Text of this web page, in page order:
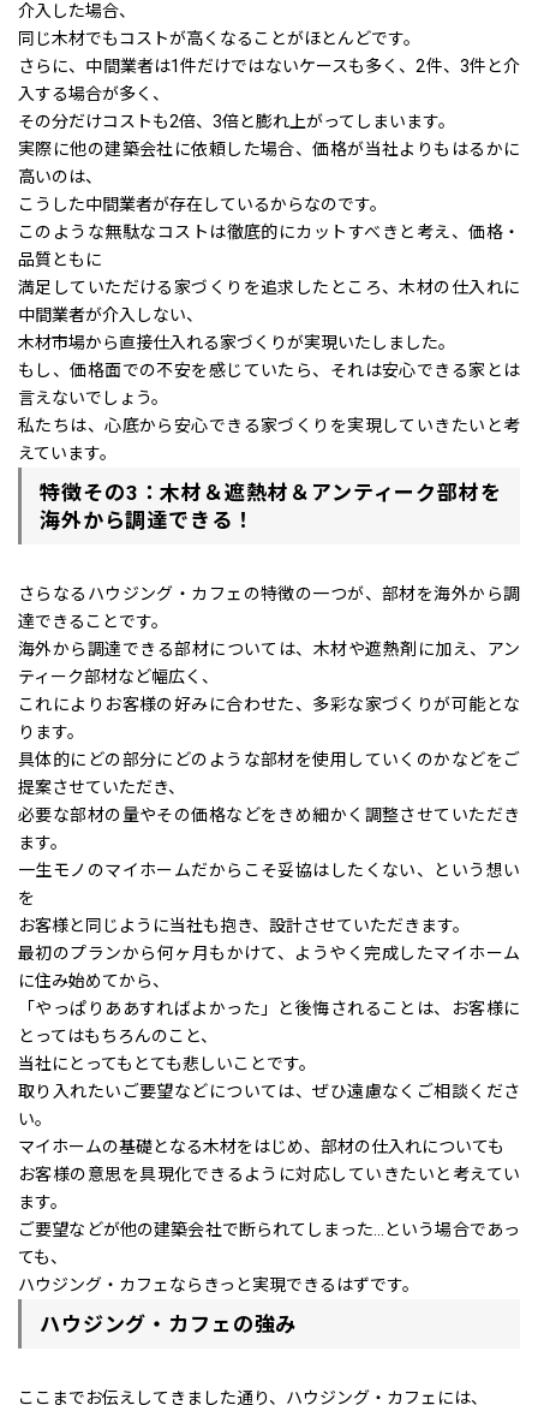
介入した場合、
同じ木材でもコストが高くなることがほとんどです。
さらに、中間業者は1件だけではないケースも多く、2件、3件と介
入する場合が多く、
その分だけコストも2倍、3倍と膨れ上がってしまいます。
実際に他の建築会社に依頼した場合、価格が当社よりもはるかに
高いのは、
こうした中間業者が存在しているからなのです。
このような無駄なコストは徹底的にカットすべきと考え、価格・
品質ともに
満足していただける家づくりを追求したところ、木材の仕入れに
中間業者が介入しない、
木材市場から直接仕入れる家づくりが実現いたしました。
もし、価格面での不安を感じていたら、それは安心できる家とは
言えないでしょう。
私たちは、心底から安心できる家づくりを実現していきたいと考
えています。
特徴その3：木材＆遮熱材＆アンティーク部材を
海外から調達できる！
さらなるハウジング・カフェの特徴の一つが、部材を海外から調
達できることです。
海外から調達できる部材については、木材や遮熱剤に加え、アン
ティーク部材など幅広く、
これによりお客様の好みに合わせた、多彩な家づくりが可能とな
ります。
具体的にどの部分にどのような部材を使用していくのかなどをご
提案させていただき、
必要な部材の量やその価格などをきめ細かく調整させていただき
ます。
一生モノのマイホームだからこそ妥協はしたくない、という想い
を
お客様と同じように当社も抱き、設計させていただきます。
最初のプランから何ヶ月もかけて、ようやく完成したマイホーム
に住み始めてから、
「やっぱりああすればよかった」と後悔されることは、お客様に
とってはもちろんのこと、
当社にとってもとても悲しいことです。
取り入れたいご要望などについては、ぜひ遠慮なくご相談くださ
い。
マイホームの基礎となる木材をはじめ、部材の仕入れについても
お客様の意思を具現化できるように対応していきたいと考えてい
ます。
ご要望などが他の建築会社で断られてしまった…という場合であっ
ても、
ハウジング・カフェならきっと実現できるはずです。
ハウジング・カフェの強み
ここまでお伝えしてきました通り、ハウジング・カフェには、